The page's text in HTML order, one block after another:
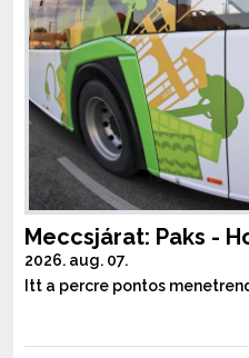
Meccsjárat: Paks -
2026. aug. 07.
Itt a percre pontos